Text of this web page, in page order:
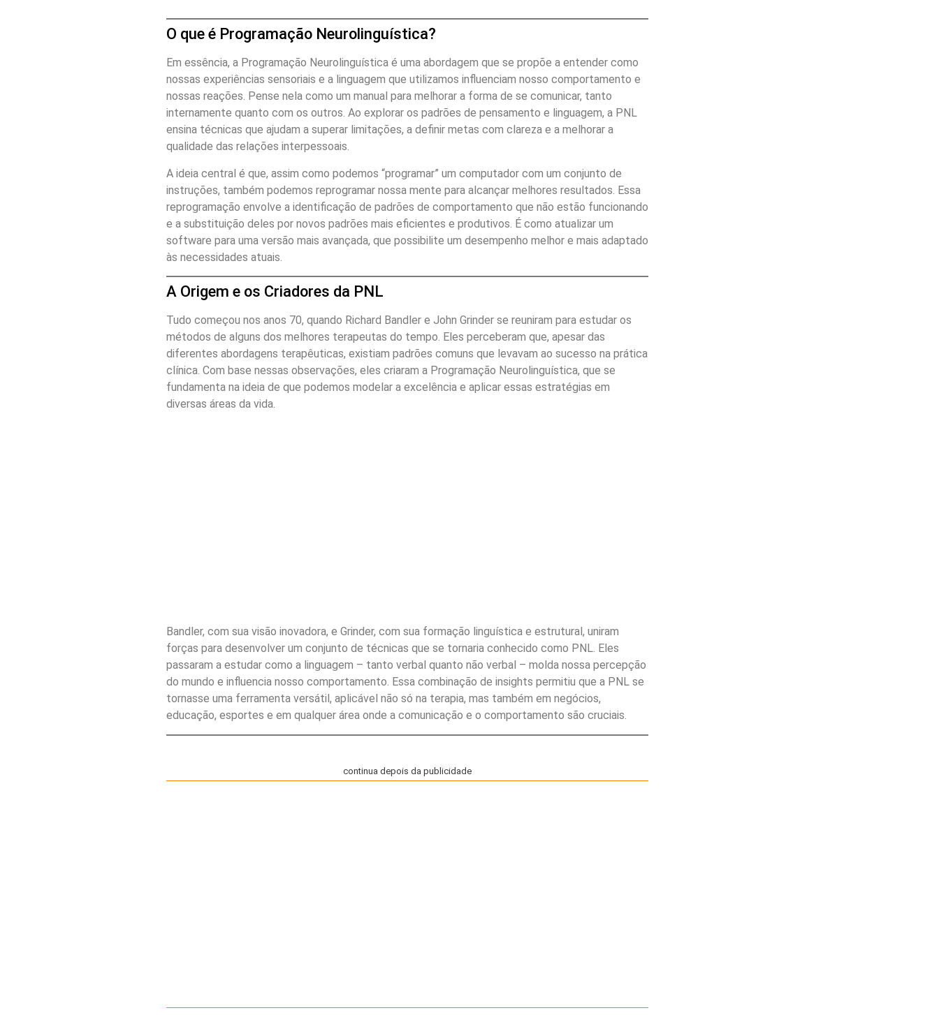
O que é Programação Neurolinguística?
Em essência, a Programação Neurolinguística é uma abordagem que se propõe a entender como
nossas experiências sensoriais e a linguagem que utilizamos influenciam nosso comportamento e
nossas reações. Pense nela como um manual para melhorar a forma de se comunicar, tanto
internamente quanto com os outros. Ao explorar os padrões de pensamento e linguagem, a PNL
ensina técnicas que ajudam a superar limitações, a definir metas com clareza e a melhorar a
qualidade das relações interpessoais.
A ideia central é que, assim como podemos “programar” um computador com um conjunto de
instruções, também podemos reprogramar nossa mente para alcançar melhores resultados. Essa
reprogramação envolve a identificação de padrões de comportamento que não estão funcionando
e a substituição deles por novos padrões mais eficientes e produtivos. É como atualizar um
software para uma versão mais avançada, que possibilite um desempenho melhor e mais adaptado
às necessidades atuais.
A Origem e os Criadores da PNL
Tudo começou nos anos 70, quando Richard Bandler e John Grinder se reuniram para estudar os
métodos de alguns dos melhores terapeutas do tempo. Eles perceberam que, apesar das
diferentes abordagens terapêuticas, existiam padrões comuns que levavam ao sucesso na prática
clínica. Com base nessas observações, eles criaram a Programação Neurolinguística, que se
fundamenta na ideia de que podemos modelar a excelência e aplicar essas estratégias em
diversas áreas da vida.
Bandler, com sua visão inovadora, e Grinder, com sua formação linguística e estrutural, uniram
forças para desenvolver um conjunto de técnicas que se tornaria conhecido como PNL. Eles
passaram a estudar como a linguagem – tanto verbal quanto não verbal – molda nossa percepção
do mundo e influencia nosso comportamento. Essa combinação de insights permitiu que a PNL se
tornasse uma ferramenta versátil, aplicável não só na terapia, mas também em negócios,
educação, esportes e em qualquer área onde a comunicação e o comportamento são cruciais.
continua depois da publicidade